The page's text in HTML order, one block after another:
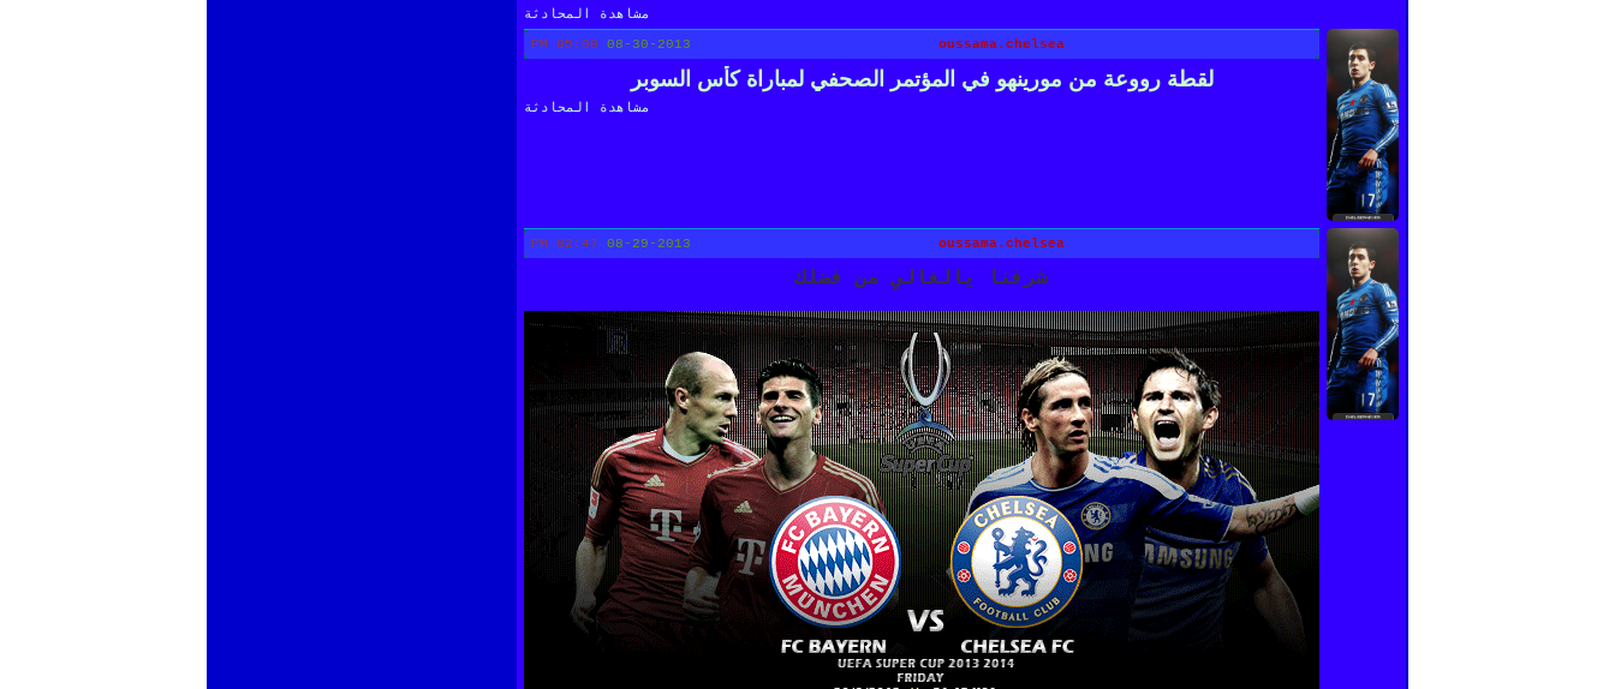
مشاهدة المحادثة
08-30-2013
05:00 PM oussama.chelsea
لقطة رووعة من مورينهو في المؤتمر الصحفي لمباراة كأس السوبر
مشاهدة المحادثة
08-29-2013
02:47 PM oussama.chelsea
شرفنا يالغالي من فضلك